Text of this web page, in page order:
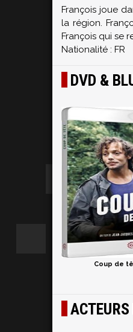
François joue
la région.
François qui se
Nationalité : FR
DVD &
Coup de